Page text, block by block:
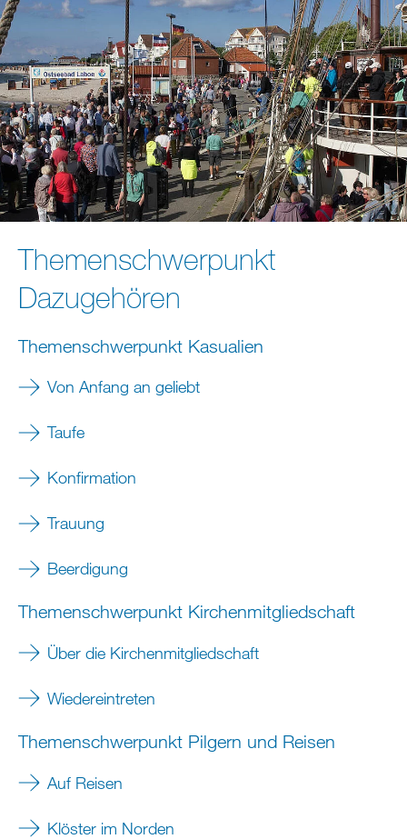
Themenschwerpunkt
Dazugehören
Themenschwerpunkt Kasualien
Von Anfang an geliebt
Taufe
Konfirmation
Trauung
Beerdigung
Themenschwerpunkt Kirchenmitgliedschaft
Über die Kirchenmitgliedschaft
Wiedereintreten
Themenschwerpunkt Pilgern und Reisen
Auf Reisen
Klöster im Norden